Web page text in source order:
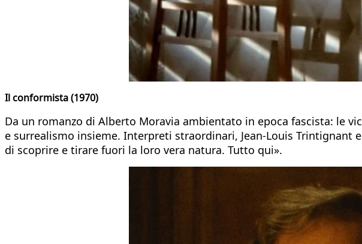
Il conformista (1970)
Da un romanzo di Alberto Moravia ambientato in epoca fascista: le
e surrealismo insieme. Interpreti straordinari, Jean-Louis
di scoprire e tirare fuori la loro vera natura. Tutto qui».